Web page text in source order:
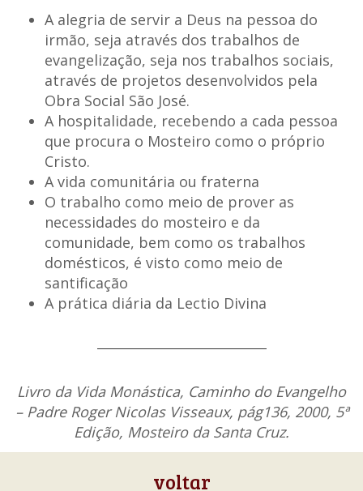
A alegria de servir a Deus na pessoa do
irmão, seja através dos trabalhos de
evangelização, seja nos trabalhos sociais,
através de projetos desenvolvidos pela
Obra Social São José.
A hospitalidade, recebendo a cada pessoa
que procura o Mosteiro como o próprio
Cristo.
A vida comunitária ou fraterna
O trabalho como meio de prover as
necessidades do mosteiro e da
comunidade, bem como os trabalhos
domésticos, é visto como meio de
santificação
A prática diária da Lectio Divina
Livro da Vida Monástica, Caminho do Evangelho
– Padre Roger Nicolas Visseaux, pág136, 2000, 5ª
Edição, Mosteiro da Santa Cruz.
voltar